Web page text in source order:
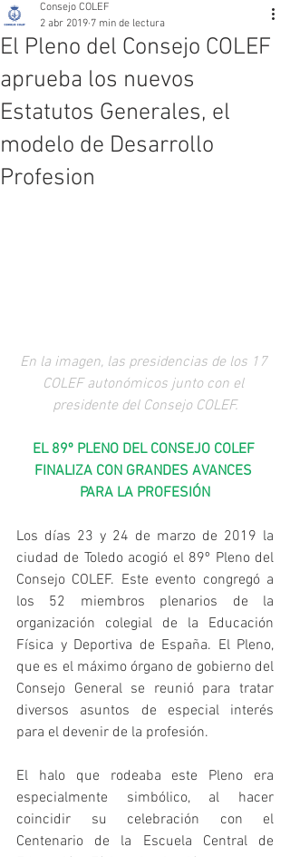
El Pleno del Consejo COLEF
aprueba los nuevos
Estatutos Generales, el
modelo de Desarrollo
Profesion
Consejo COLEF
2 abr 2019 7 min de lectura
En la imagen, las presidencias de los 17
COLEF autonómicos junto con el
presidente del Consejo COLEF.
EL 89º PLENO DEL CONSEJO COLEF
FINALIZA CON GRANDES AVANCES
PARA LA PROFESIÓN
Los días 23 y 24 de marzo de 2019 la
ciudad de Toledo acogió el 89º Pleno del
Consejo COLEF. Este evento congregó a
los 52 miembros plenarios de la
organización colegial de la Educación
Física y Deportiva de España. El Pleno,
que es el máximo órgano de gobierno del
Consejo General se reunió para tratar
diversos asuntos de especial interés
para el devenir de la profesión.
El halo que rodeaba este Pleno era
especialmente simbólico, al hacer
coincidir su celebración con el
Centenario de la Escuela Central de